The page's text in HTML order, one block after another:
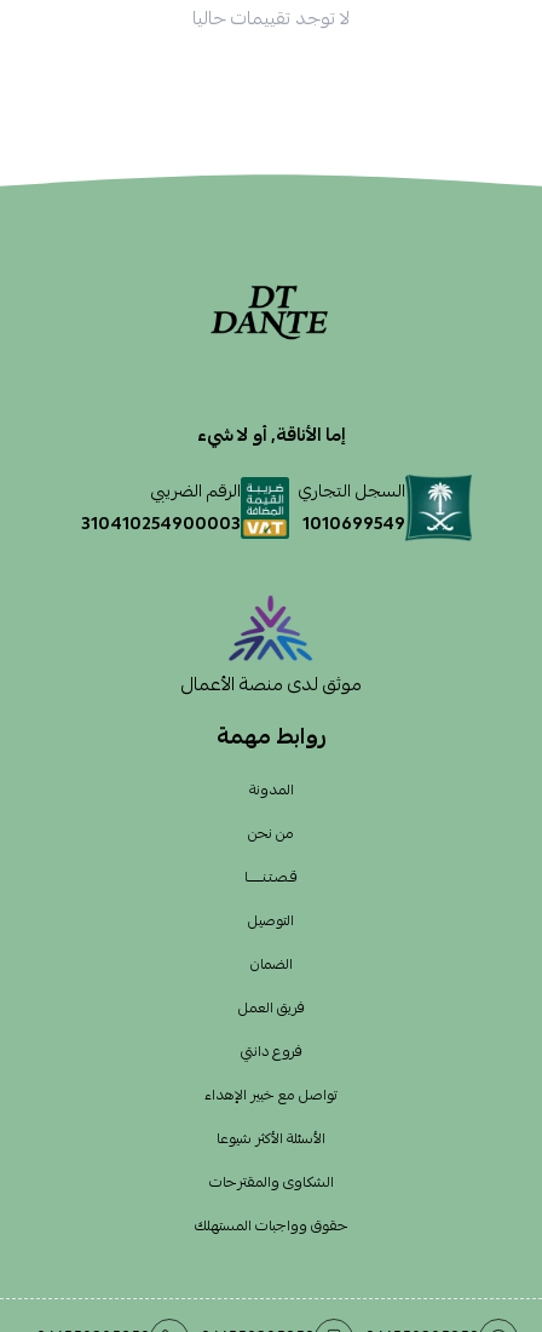
لا توجد تقييمات حاليا
روابط مهمة
المدونة
من نحن
قـصـتـنــــــا
التوصيل
الضمان
فريق العمل
فروع دانتي
تواصل مع خبير الإهداء
الأسئلة الأكثر شيوعا
الشكاوى والمقترحات
حقوق وواجبات المستهلك
إما الأناقة, أو لا شيء
السجل التجاري
1010699549
الرقم الضريبي
310410254900003
موثق لدى منصة الأعمال